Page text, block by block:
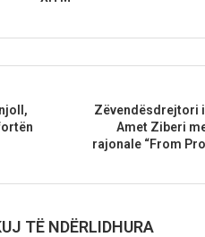
Zëvendësdrejtori
Amet Ziberi
rajonale “From
TË NDËRLIDHURA